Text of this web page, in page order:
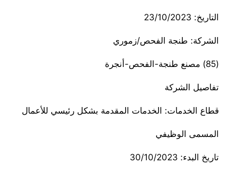
التاريخ: 23/10/2023
الشركة: طنجة الفحص/زموري
(85) مصنع طنجة-الفحص-أنجرة
تفاصيل الشركة
قطاع الخدمات: الخدمات المقدمة بشكل رئيسي للأعمال
المسمى الوظيفي
تاريخ البدء: 30/10/2023